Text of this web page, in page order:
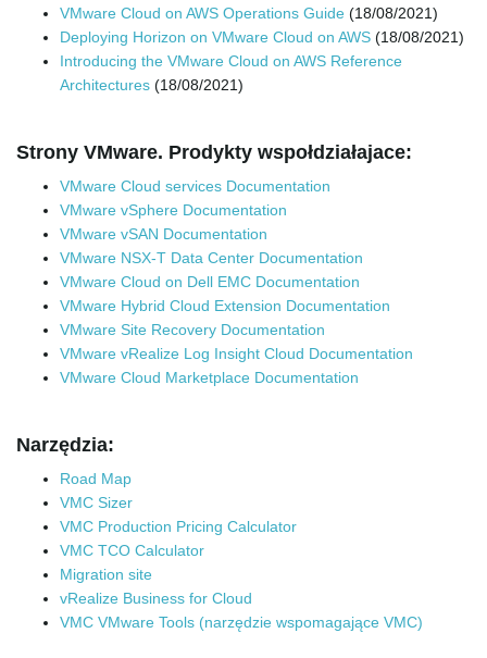
VMware Cloud on AWS Operations Guide (18/08/2021)
Deploying Horizon on VMware Cloud on AWS (18/08/2021)
Introducing the VMware Cloud on AWS Reference
Architectures (18/08/2021)
Strony VMware. Prodykty wspołdziałajace:
VMware Cloud services Documentation
VMware vSphere Documentation
VMware vSAN Documentation
VMware NSX-T Data Center Documentation
VMware Cloud on Dell EMC Documentation
VMware Hybrid Cloud Extension Documentation
VMware Site Recovery Documentation
VMware vRealize Log Insight Cloud Documentation
VMware Cloud Marketplace Documentation
Narzędzia:
Road Map
VMC Sizer
VMC Production Pricing Calculator
VMC TCO Calculator
Migration site
vRealize Business for Cloud
VMC VMware Tools (narzędzie wspomagające VMC)